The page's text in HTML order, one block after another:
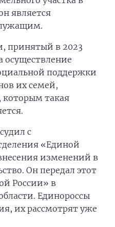
является
принятый в 2023
осуществление
поддержки
их семей,
которым такая
с
«Единой
изменений в
Он передал этот
России» в
Единороссы
их рассмотрят уже